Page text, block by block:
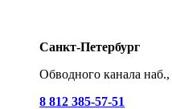
Санкт-Петербург
Обводного канала
8 812 385-57-51